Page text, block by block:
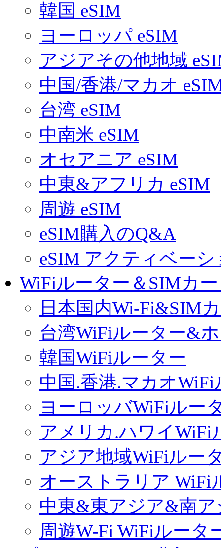
韓国 eSIM
ヨーロッパ eSIM
アジアその他地域
中国/香港/マカオ
台湾 eSIM
中南米 eSIM
オセアニア eSIM
中東&アフリカ eSIM
周遊 eSIM
eSIM購入のQ&A
eSIM アクティベー
WiFiルーター＆SIMカ
日本国内Wi-Fi&SIM
台湾WiFiルーター&
韓国WiFiルーター
中国.香港.マカオWiFi
ヨーロッバWiFiルー
アメリカ.ハワイWiFi
アジア地域WiFiルー
オーストラリア WiFi
中東&東アジア&南
周遊W-Fi WiFiルータ